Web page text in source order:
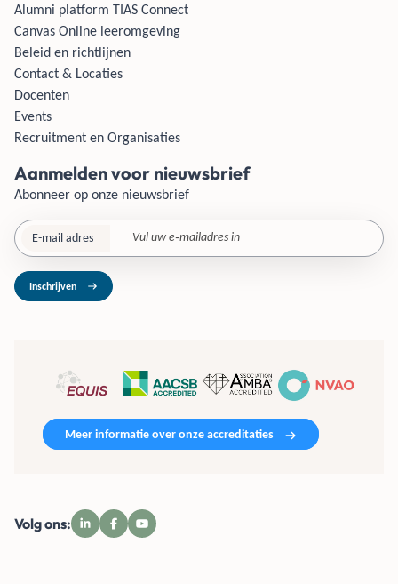
Alumni platform TIAS Connect
Canvas Online leeromgeving
Beleid en richtlijnen
Contact & Locaties
Docenten
Events
Recruitment en Organisaties
Aanmelden voor nieuwsbrief
Abonneer op onze nieuwsbrief
E-mail adres
Inschrijven
Meer informatie over onze accreditaties
Volg ons: